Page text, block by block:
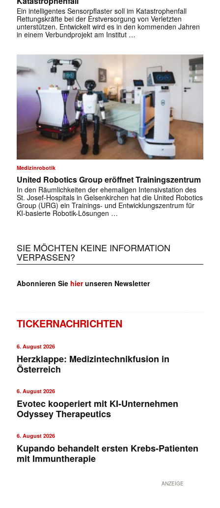
✕
Ein intelligentes Sensorpflaster soll im Katastrophenfall
Rettungskräfte bei der Erstversorgung von Verletzten
unterstützen. Entwickelt wird es in den kommenden Jahren
in einem Verbundprojekt am Institut …
Medizinrobotik
United Robotics Group eröffnet Trainingszentrum
In den Räumlichkeiten der ehemaligen Intensivstation des
St. Josef-Hospitals in Gelsenkirchen hat die United Robotics
Group (URG) ein Trainings- und Entwicklungszentrum für
KI-basierte Robotik-Lösungen …
SIE MÖCHTEN KEINE INFORMATION
VERPASSEN?
Abonnieren Sie hierunseren Newsletter
TICKERNACHRICHTEN
6. August 2026
Herzklappe: Medizintechnikfusion in
Österreich
6. August 2026
Evotec kooperiert mit KI-Unternehmen
Odyssey Therapeutics
6. August 2026
Kupando behandelt ersten Krebs-Patienten
mit Immuntherapie
ANZEIGE